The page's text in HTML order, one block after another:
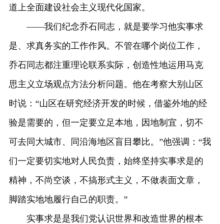
道上全面建设社会主义现代化国家。
——我们纪念乔石同志，就是要学习他实事求
是、求真务实的工作作风。不管在哪个岗位工作，
乔石同志都注重理论联系实际，创造性地运用马克
思主义立场观点方法分析问题。他在考察大别山区
时说：“山区在研究经济开发的时候，借鉴外地的经
验是需要的，但一定要立足本地，因地制宜，切不
可去同大城市、同沿海地区盲目攀比。”他强调：“我
们一定要切实地对人民负责，始终坚持实事求是的
精神，不尚空谈，不搞形式主义，不做表面文章，
脚踏实地地履行自己的职责。”
实事求是是我们党认识世界和改造世界的根本